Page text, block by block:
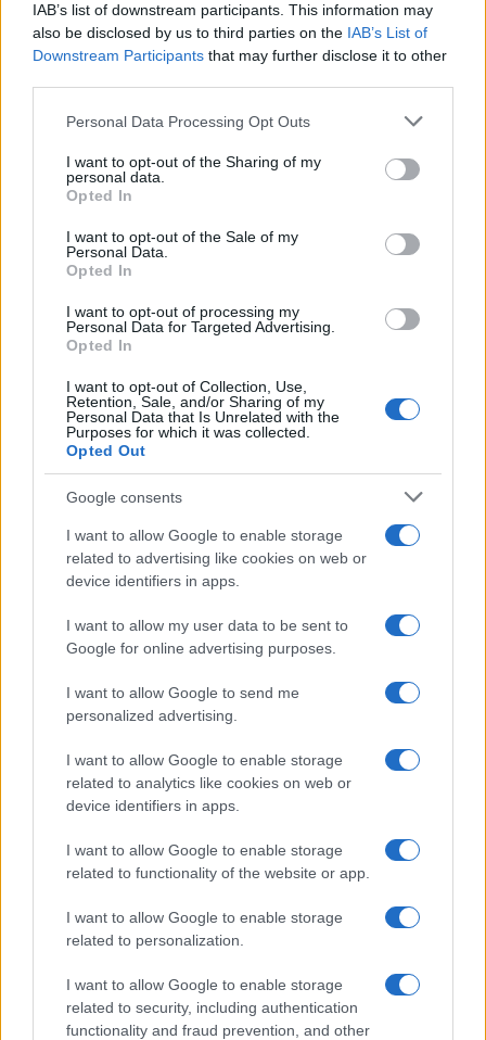
IAB’s list of downstream participants. This information may
also be disclosed by us to third parties on the IAB’s List of
Downstream Participants that may further disclose it to other
Please note that this website/app uses one or more Google
not limited to your visit or usage behaviour. You may click to
grant or deny consent to Google and its third-party tags to
use your data for below specified purposes in below Google
consent section.
Personal Data Processing Opt Outs
I want to opt-out of the Sharing of my
personal data.
Opted In
I want to opt-out of the Sale of my
Personal Data.
Opted In
I want to opt-out of processing my
Personal Data for Targeted Advertising.
Opted In
I want to opt-out of Collection, Use,
Retention, Sale, and/or Sharing of my
Personal Data that Is Unrelated with the
Purposes for which it was collected.
Opted Out
Google consents
I want to allow Google to enable storage
related to advertising like cookies on web or
device identifiers in apps.
I want to allow my user data to be sent to
Google for online advertising purposes.
I want to allow Google to send me
personalized advertising.
I want to allow Google to enable storage
related to analytics like cookies on web or
device identifiers in apps.
I want to allow Google to enable storage
related to functionality of the website or app.
I want to allow Google to enable storage
related to personalization.
I want to allow Google to enable storage
related to security, including authentication
functionality and fraud prevention, and other
TEMPO LIBERO
Proteggi la tua vista durante l’eclissi solare: consigli
essenziali per il 12 agosto 2026
TEMPO LIBERO
Nord Europa tranquillo: itinerari dolci tra laghi e borghi